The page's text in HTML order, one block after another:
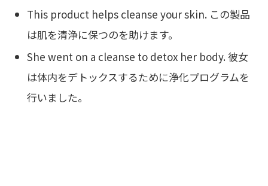
This product helps cleanse your skin. この製品
は肌を清浄に保つのを助けます。
She went on a cleanse to detox her body. 彼女
は体内をデトックスするために浄化プログラムを
行いました。